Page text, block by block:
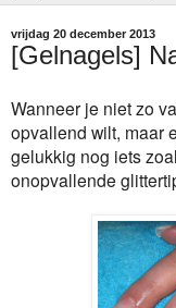
vrijdag 20 december 2013
[Gelnagels]
Wanneer je niet zo
opvallend wilt, maar
gelukkig nog iets
onopvallende